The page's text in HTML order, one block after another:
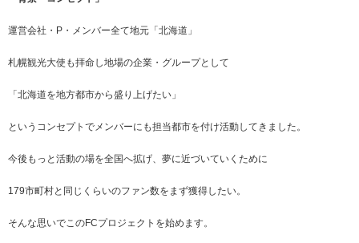
運営会社・P・メンバー全て地元「北海道」
札幌観光大使も拝命し地場の企業・グループとして
「北海道を地方都市から盛り上げたい」
というコンセプトでメンバーにも担当都市を付け活動してきました。
今後もっと活動の場を全国へ拡げ、夢に近づいていくために
179市町村と同じくらいのファン数をまず獲得したい。
そんな思いでこのFCプロジェクトを始めます。